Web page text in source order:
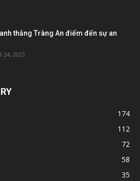
thắng Tràng An điểm đến sự an
24, 2023
174
112
72
58
35